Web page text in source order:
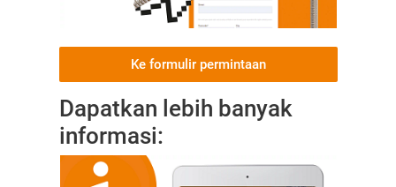
Ke formulir permintaan
Dapatkan lebih banyak
informasi: